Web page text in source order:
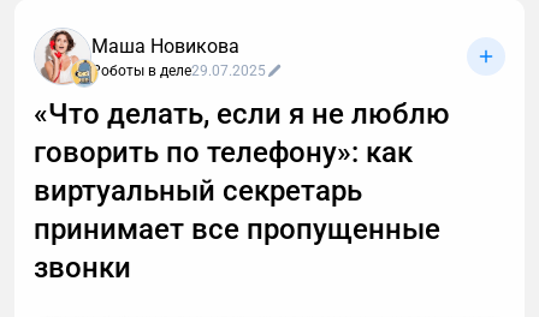
Маша Новикова
Роботы в деле29.07.2025
«Что делать, если я не люблю
говорить по телефону»: как
виртуальный секретарь
принимает все пропущенные
звонки